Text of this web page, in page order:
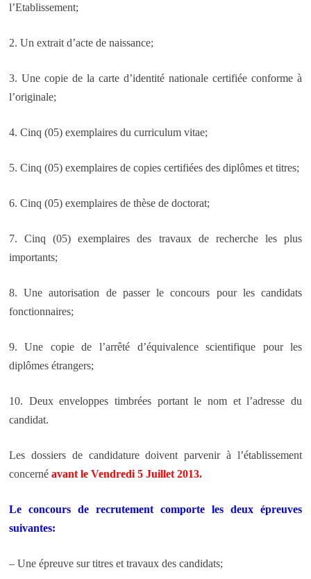
l’Etablissement;
2. Un extrait d’acte de naissance;
3. Une copie de la carte d’identité nationale certifiée conforme à
l’originale;
4. Cinq (05) exemplaires du curriculum vitae;
5. Cinq (05) exemplaires de copies certifiées des diplômes et titres;
6. Cinq (05) exemplaires de thèse de doctorat;
7. Cinq (05) exemplaires des travaux de recherche les plus
importants;
8. Une autorisation de passer le concours pour les candidats
fonctionnaires;
9. Une copie de l’arrêté d’équivalence scientifique pour les
diplômes étrangers;
10. Deux enveloppes timbrées portant le nom et l’adresse du
candidat.
Les dossiers de candidature doivent parvenir à l’établissement
concernéavant le Vendredi 5 Juillet 2013.
Le concours de recrutement comporte les deux épreuves
suivantes:
– Une épreuve sur titres et travaux des candidats;